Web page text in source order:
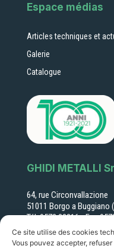
Espace médias
Articles techniques et
Galerie
Catalogue
GHIDI METALLI
64, rue Circonvallazione
51011 Borgo a
Tél. 0572 32216 - Fax
Numéro de TVA :
R.I. PT 22261 R.E.A. 14249
Ce site utilise des cookies
Vous pouvez accepter,